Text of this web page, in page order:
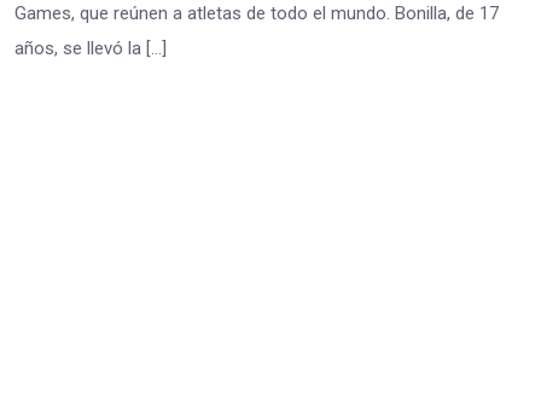
Games, que reúnen a atletas de todo el mundo. Bonilla, de 17
años, se llevó la […]